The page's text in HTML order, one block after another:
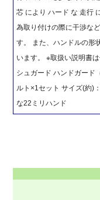
芯 により ハード な 走行
為取り付けの際に干渉な
す。 また、ハンドルの形
います。 ※取扱い説明書
シュガード ハンドガード
ルト×1セット サイズ(約)
な22ミリハンド